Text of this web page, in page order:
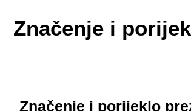
Značenje i
Značenje i porijeklo